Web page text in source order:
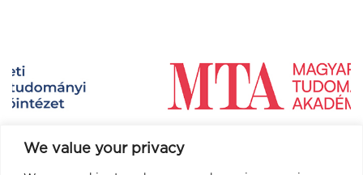
We value your privacy